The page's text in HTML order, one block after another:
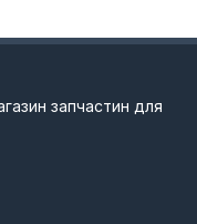
запчастин для